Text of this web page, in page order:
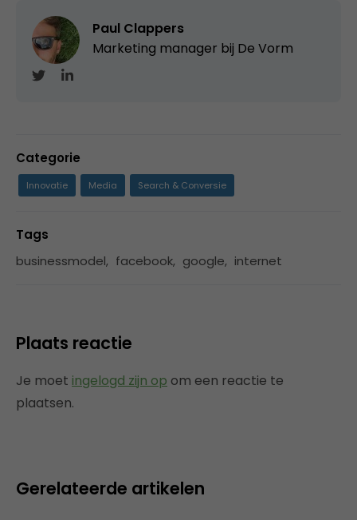
Paul Clappers
Marketing manager bij De Vorm
Categorie
Innovatie Media Search & Conversie
Tags
businessmodel, facebook, google, internet
Plaats reactie
Je moet ingelogd zijn op om een reactie te
plaatsen.
Gerelateerde artikelen